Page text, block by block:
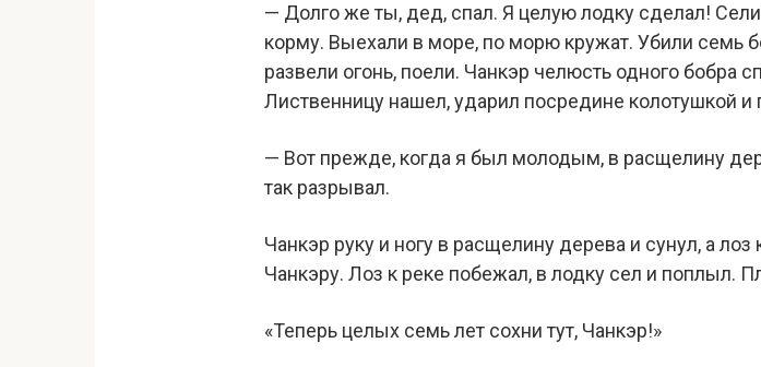
— Долго же ты, дед, спал. Я целую лодку сделал!
корму. Выехали в море, по морю кружат. Убили семь
развели огонь, поели. Чанкэр челюсть одного бобра
Лиственницу нашел, ударил посредине колотушкой и
— Вот прежде, когда я был молодым, в расщелину
так разрывал.
Чанкэр руку и ногу в расщелину дерева и сунул, а
Чанкэру. Лоз к реке побежал, в лодку сел и поплыл.
«Теперь целых семь лет сохни тут, Чанкэр!»